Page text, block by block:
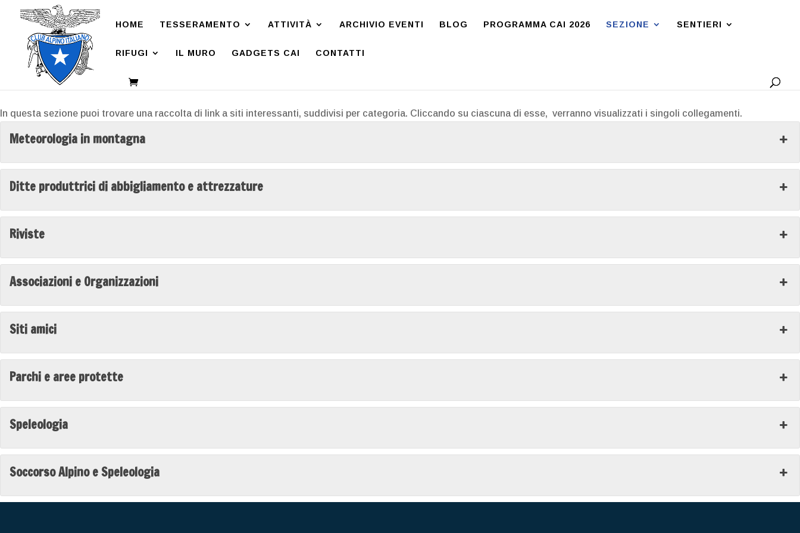
HOME TESSERAMENTO ATTIVITÀ ARCHIVIO EVENTI BLOG PROGRAMMA CAI 2026 SEZIONE SENTIERI
RIFUGI IL MURO GADGETS CAI CONTATTI
In questa sezione puoi trovare una raccolta di link a siti interessanti, suddivisi per categoria. Cliccando su ciascuna di esse, verranno visualizzati i singoli collegamenti.
Meteorologia in montagna
Ditte produttrici di abbigliamento e attrezzature
Riviste
Associazioni e Organizzazioni
Siti amici
Parchi e aree protette
Speleologia
Soccorso Alpino e Speleologia